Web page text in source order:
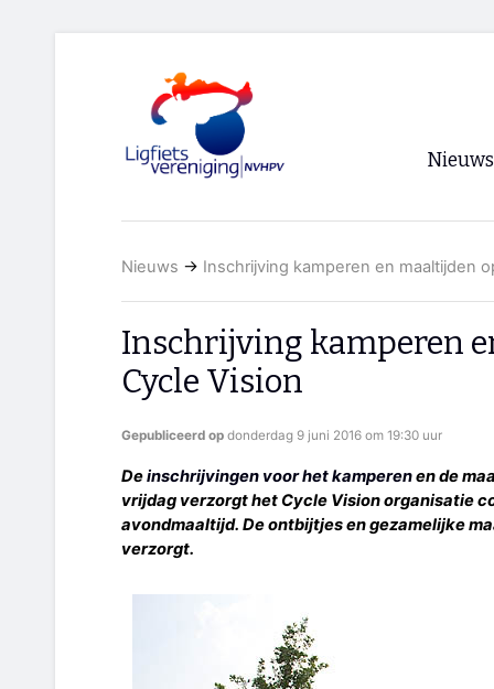
Nieuws
Nieuws → Inschrijving kamperen en maaltijden
Inschrijving kamperen
Cycle Vision
Gepubliceerd op donderdag 9 juni 2016 om 19:30 uur
Deinschrijvingen voor het kamperenen de
vrijdag verzorgt het Cycle Vision organisatie
avondmaaltijd. De ontbijtjes en gezamelijke
verzorgt.